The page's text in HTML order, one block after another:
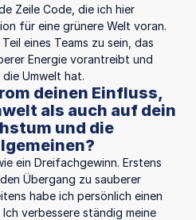
Zeile Code, die ich hier
für eine grünere Welt voran.
eines Teams zu sein, das
Energie vorantreibt und
Umwelt hat.
deinen Einfluss,
als auch auf dein
und die
ein Dreifachgewinn. Erstens
Übergang zu sauberer
habe ich persönlich einen
verbessere ständig meine